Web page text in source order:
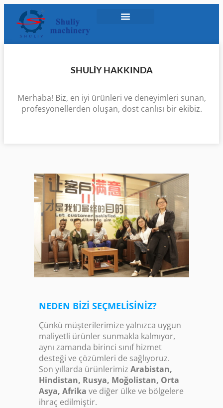
SHULIY HAKKINDA
Merhaba! Biz, en iyi ürünleri ve deneyimleri sunan,
profesyonellerden oluşan, dost canlısı bir ekibiz.
NEDEN BIZI SEÇMELISINIZ?
Çünkü müşterilerimize yalnızca uygun
maliyetli ürünler sunmakla kalmıyor,
aynı zamanda birinci sınıf hizmet
desteği ve çözümleri de sağlıyoruz.
Son yıllarda ürünlerimiz Arabistan,
Hindistan, Rusya, Moğolistan, Orta
Asya, Afrika ve diğer ülke ve bölgelere
ihraç edilmiştir.